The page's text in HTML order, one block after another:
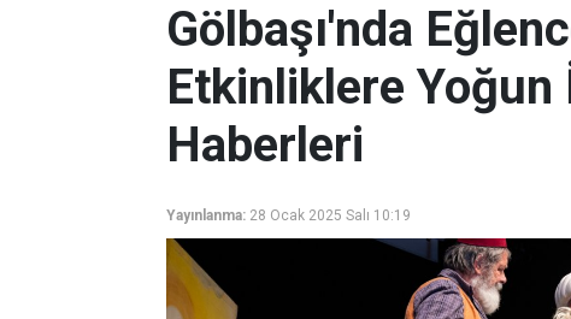
Gölbaşı'nda
Etkinliklere Yoğun
Haberleri
Yayınlanma: 28 Ocak 2025 Salı 10:19